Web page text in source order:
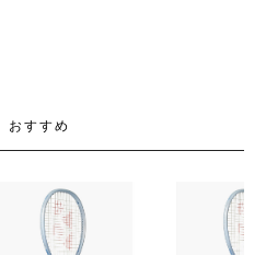
おすすめ